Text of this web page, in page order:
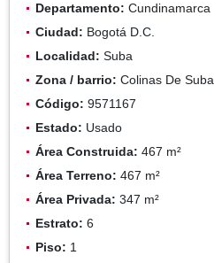
Departamento: Cundinamarca
Ciudad: Bogotá D.C.
Localidad: Suba
Zona / barrio: Colinas De Suba
Código: 9571167
Estado: Usado
Área Construida: 467 m²
Área Terreno: 467 m²
Área Privada: 347 m²
Estrato: 6
Piso: 1